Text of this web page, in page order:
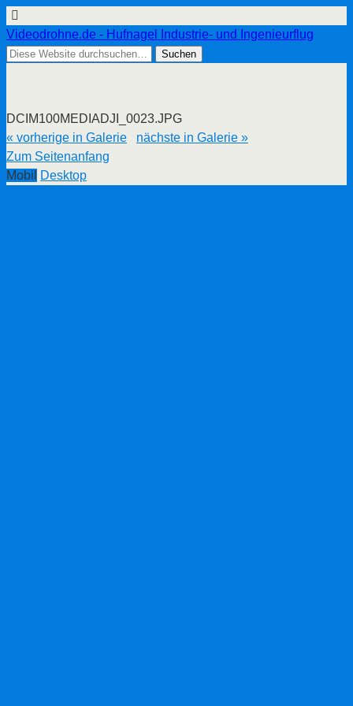
Videodrohne.de - Hufnagel Industrie- und Ingenieurflug
DCIM100MEDIADJI_0023.JPG
« vorherige in Galerie
nächste in Galerie »
Zum Seitenanfang
Mobil
Desktop